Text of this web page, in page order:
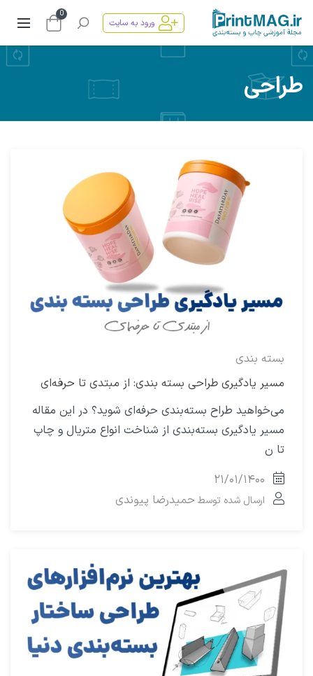
ورود به سایت
0
طراحی
بسته بندی
مسیر یادگیری طراحی بسته‌ بندی: از مبتدی تا حرفه‌ای
می‌خواهید طراح بسته‌بندی حرفه‌ای شوید؟ در این مقاله
مسیر یادگیری بسته‌بندی از شناخت انواع متریال و چاپ
تا ن
۲۱/۰۱/۱۴۰۰
ارسال شده توسط حمیدرضا پیوندی